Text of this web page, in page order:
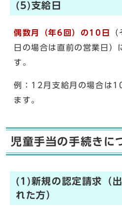
(5)支給日
偶数月（年6回）の10日
日の場合は直前の営業日）
す。
例：12月支給月の場合は
ます。
児童手当の手続きに
(1)新規の認定請求（
れた方）